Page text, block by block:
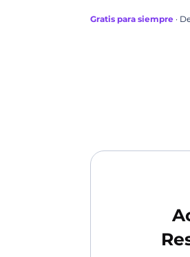
Gratis para siempre ·